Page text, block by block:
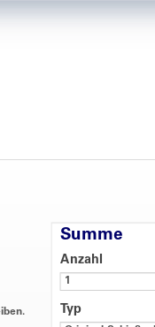
Summe
Anzahl
Typ